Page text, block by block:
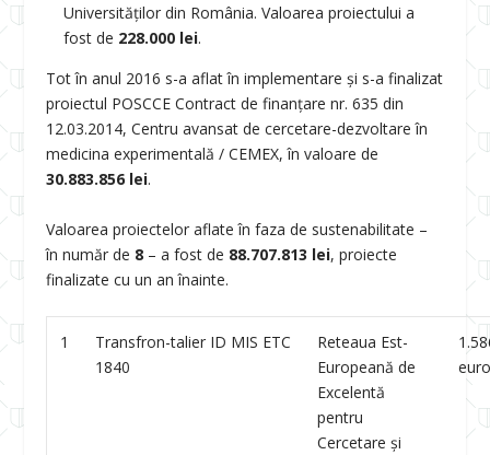
Universităților din România. Valoarea proiectului a
fost de 228.000 lei.
Tot în anul 2016 s-a aflat în implementare și s-a finalizat
proiectul POSCCE Contract de finanțare nr. 635 din
12.03.2014, Centru avansat de cercetare-dezvoltare în
medicina experimentală / CEMEX, în valoare de
30.883.856 lei.
Valoarea proiectelor aflate în faza de sustenabilitate –
în număr de 8 – a fost de 88.707.813 lei, proiecte
finalizate cu un an înainte.
1
Transfron-talier ID MIS ETC
1840
Reteaua Est-
Europeană de
Excelentă
pentru
Cercetare şi